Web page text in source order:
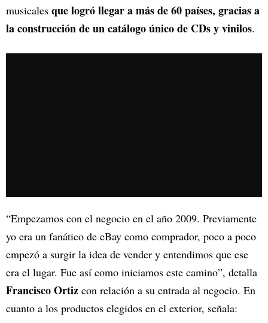
musicales que logró llegar a más de 60 países, gracias a
la construcción de un catálogo único de CDs y vinilos.
“Empezamos con el negocio en el año 2009. Previamente
yo era un fanático de eBay como comprador, poco a poco
empezó a surgir la idea de vender y entendimos que ese
era el lugar. Fue así como iniciamos este camino”, detalla
Francisco Ortiz con relación a su entrada al negocio. En
cuanto a los productos elegidos en el exterior, señala: